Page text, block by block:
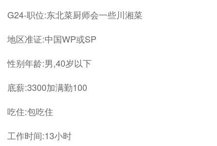
G24-职位:东北菜厨师会一些川湘菜
地区准证:中国WP或SP
性别年龄:男,40岁以下
底薪:3300加满勤100
吃住:包吃住
工作时间:13小时